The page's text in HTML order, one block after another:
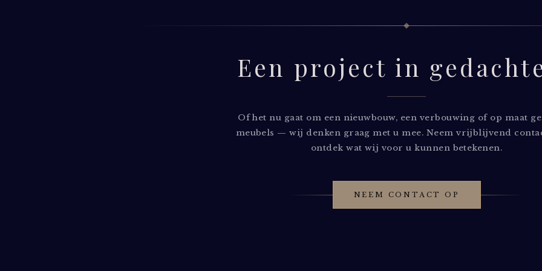
Een project in
Of het nu gaat om een nieuwbouw, een verbouwing of op maat
meubels — wij denken graag met u mee. Neem vrijblijvend
ontdek wat wij voor u kunnen betekenen.
NEEM CONTACT OP